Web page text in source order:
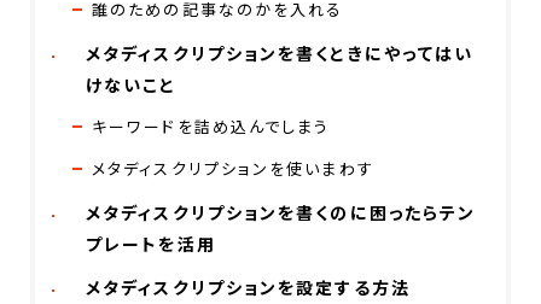
誰のための記事なのかを入れる
メタディスクリプションを書くときにやってはい
けないこと
キーワードを詰め込んでしまう
メタディスクリプションを使いまわす
メタディスクリプションを書くのに困ったらテン
プレートを活用
メタディスクリプションを設定する方法